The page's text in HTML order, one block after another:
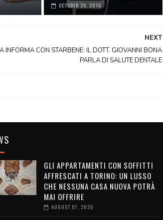
OCTOBER 26, 2016
NEXT
A INFORMA CON STARBENE: IL DOTT. GIOVANNI BONA
PARLA DI SALUTE DENTALE
GLI APPARTAMENTI CON SOFFITTI
AFFRESCATI A TORINO: UN LUSSO
CHE NESSUNA CASA NUOVA POTRÀ
MAI OFFRIRE
AUGUST 07, 2026